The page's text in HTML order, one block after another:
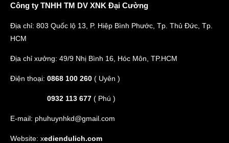
Công ty TNHH TM DV XNK Đại Cường
Địa chỉ: 803 Quốc lộ 13, P. Hiệp Bình Phước, Tp. Thủ Đức, Tp.
HCM
Địa chỉ xưởng: 49/9 Nhị Bình 16, Hóc Môn, TP.HCM
Điện thoại: 0868 100 260 ( Uyên )
0932 113 677 ( Phú )
E-mail: phuhuynhkd@gmail.com
Website: xediendulich.com